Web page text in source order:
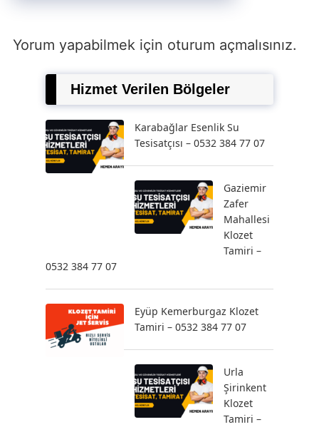
Yorum yapabilmek için oturum açmalısınız.
Hizmet Verilen Bölgeler
Karabağlar Esenlik Su
Tesisatçısı – 0532 384 77 07
Gaziemir
Zafer
Mahallesi
Klozet
Tamiri –
0532 384 77 07
Eyüp Kemerburgaz Klozet
Tamiri – 0532 384 77 07
Urla
Şirinkent
Klozet
Tamiri –